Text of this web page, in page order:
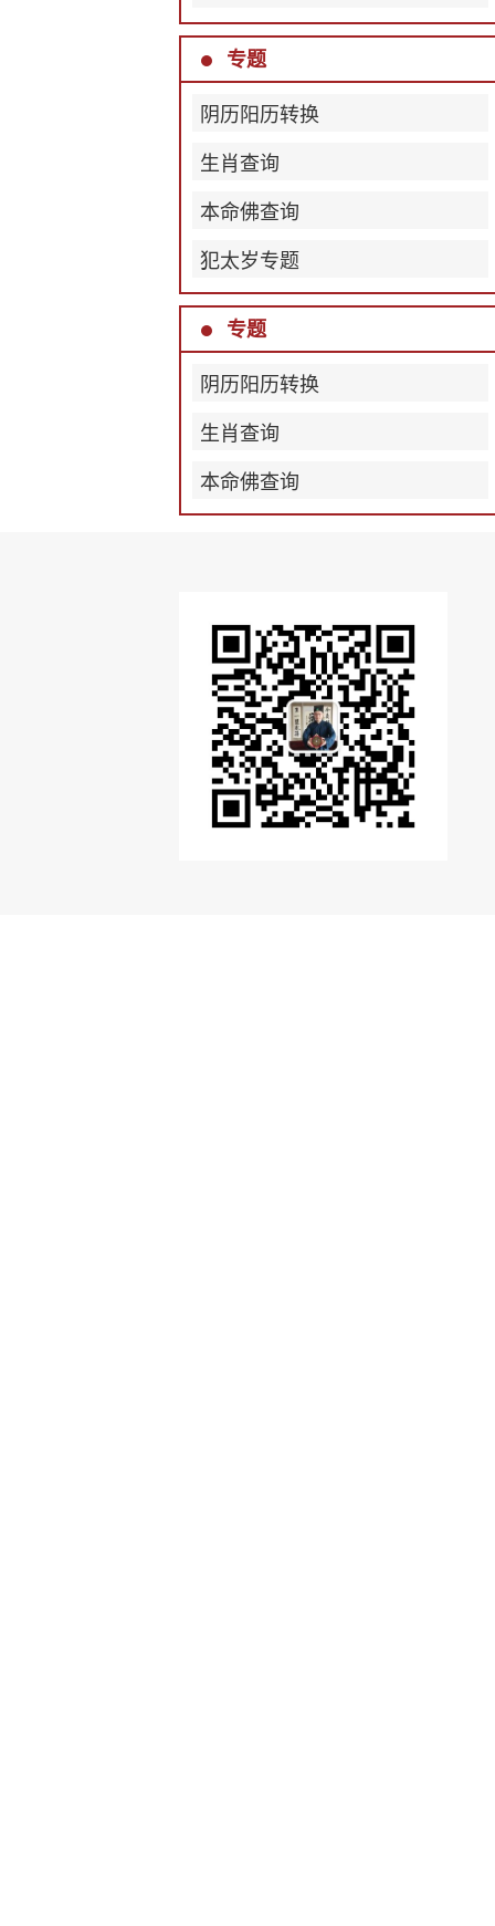
专题
阴历阳历转换
生肖查询
本命佛查询
犯太岁专题
专题
阴历阳历转换
生肖查询
本命佛查询